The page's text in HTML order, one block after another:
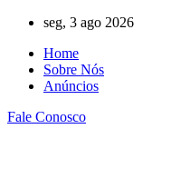
conteúdo
seg, 3 ago 2026
Home
Sobre Nós
Anúncios
Fale Conosco